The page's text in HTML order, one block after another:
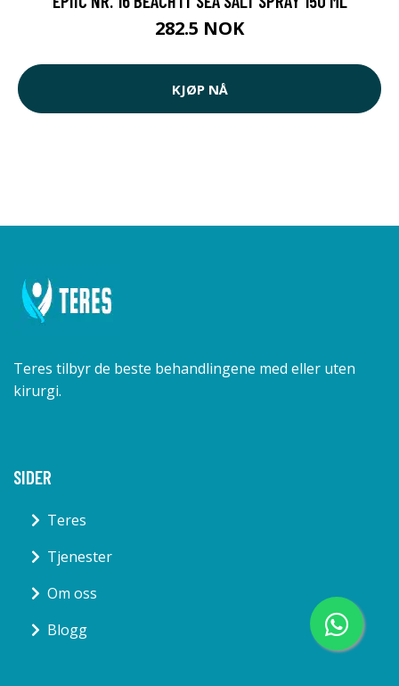
282.5 NOK
KJØP NÅ
Teres tilbyr de beste behandlingene med eller uten
kirurgi.
SIDER
Teres
Tjenester
Om oss
Blogg